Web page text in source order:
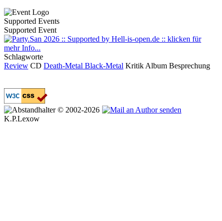
Supported Events
Supported Event
Schlagworte
Review CD Death-Metal Black-Metal Kritik Album Besprechung
© 2002-2026
K.P.Lexow